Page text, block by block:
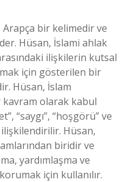
bir kelimedir ve
Hüsan, İslami ahlak
ilişkilerin kutsal
için gösterilen bir
Hüsan, İslam
kavram olarak kabul
“saygı”, “hoşgörü” ve
Hüsan,
biridir ve
yardımlaşma ve
için kullanılır.